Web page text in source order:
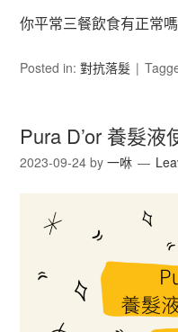
你平常三餐飲食有正常
Posted in:對抗落髮
Pura D’or 養髮
2023-09-24 by一咻